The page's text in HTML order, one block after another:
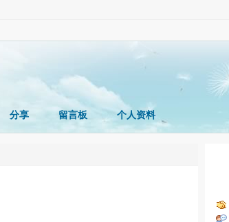
分享 留言板 个人资料